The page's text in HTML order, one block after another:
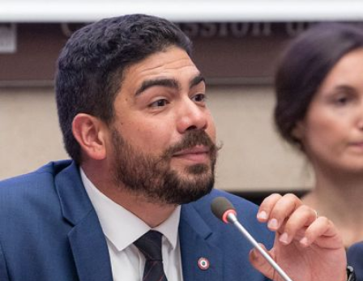
sommes-
nous ?
S'inscrire à
la
newsletter
Découvrir
l'UNSA
Rémunération
OTE et DDI
Travail & santé